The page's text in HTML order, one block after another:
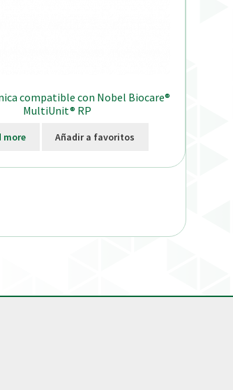
compatible con Nobel Biocare®
MultiUnit® RP
more Añadir a favoritos